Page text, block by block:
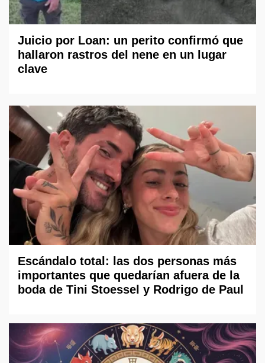
Juicio por Loan: un perito confirmó que
hallaron rastros del nene en un lugar
clave
Escándalo total: las dos personas más
importantes que quedarían afuera de la
boda de Tini Stoessel y Rodrigo de Paul